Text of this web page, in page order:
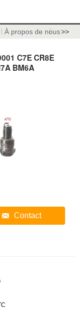
À propos de nous>>
C7E CR8E
BM6A
Contact